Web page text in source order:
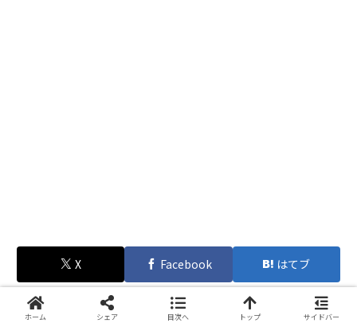
X Facebook はてブ
ホーム シェア 目次へ トップ サイドバー